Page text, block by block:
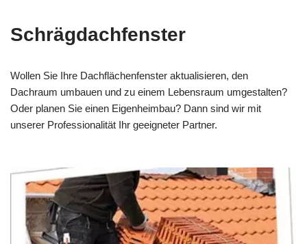
Schrägdachfenster
Wollen Sie Ihre Dachflächenfenster aktualisieren, den
Dachraum umbauen und zu einem Lebensraum umgestalten?
Oder planen Sie einen Eigenheimbau? Dann sind wir mit
unserer Professionalität Ihr geeigneter Partner.